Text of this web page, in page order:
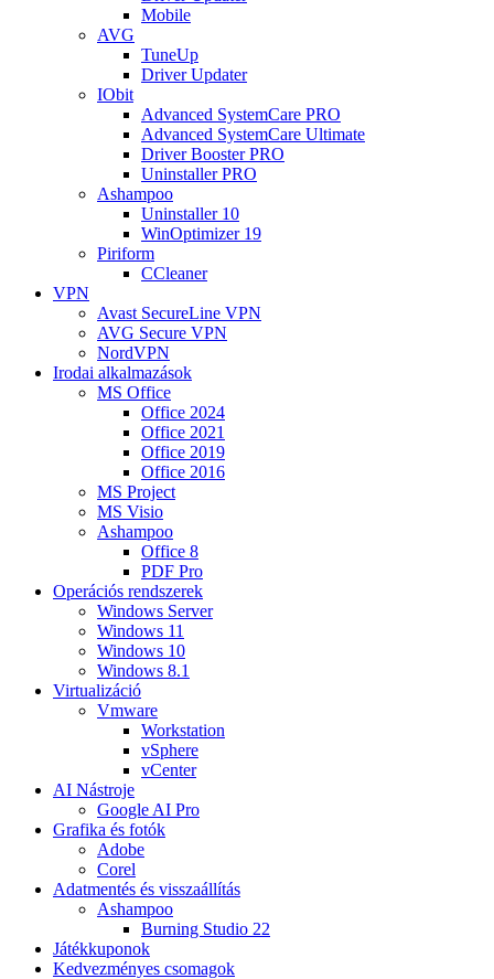
Mobile
AVG
TuneUp
Driver Updater
IObit
Advanced SystemCare PRO
Advanced SystemCare Ultimate
Driver Booster PRO
Uninstaller PRO
Ashampoo
Uninstaller 10
WinOptimizer 19
Piriform
CCleaner
VPN
Avast SecureLine VPN
AVG Secure VPN
NordVPN
Irodai alkalmazások
MS Office
Office 2024
Office 2021
Office 2019
Office 2016
MS Project
MS Visio
Ashampoo
Office 8
PDF Pro
Operációs rendszerek
Windows Server
Windows 11
Windows 10
Windows 8.1
Virtualizáció
Vmware
Workstation
vSphere
vCenter
AI Nástroje
Google AI Pro
Grafika és fotók
Adobe
Corel
Adatmentés és visszaállítás
Ashampoo
Burning Studio 22
Játékkuponok
Kedvezményes csomagok